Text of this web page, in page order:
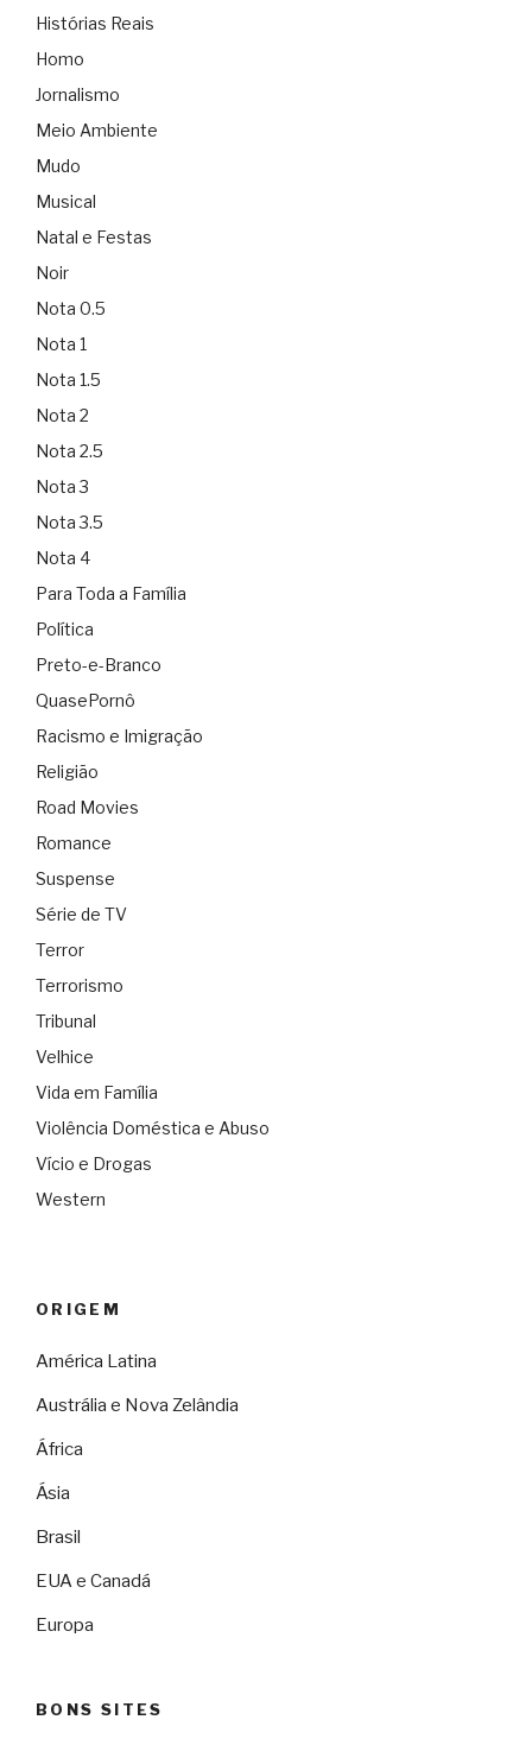
Histórias Reais
Homo
Jornalismo
Meio Ambiente
Mudo
Musical
Natal e Festas
Noir
Nota 0.5
Nota 1
Nota 1.5
Nota 2
Nota 2.5
Nota 3
Nota 3.5
Nota 4
Para Toda a Família
Política
Preto-e-Branco
QuasePornô
Racismo e Imigração
Religião
Road Movies
Romance
Suspense
Série de TV
Terror
Terrorismo
Tribunal
Velhice
Vida em Família
Violência Doméstica e Abuso
Vício e Drogas
Western
ORIGEM
América Latina
Austrália e Nova Zelândia
África
Ásia
Brasil
EUA e Canadá
Europa
BONS SITES